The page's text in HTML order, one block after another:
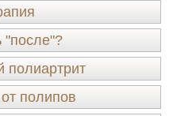
"после"?
полиартрит
полипов